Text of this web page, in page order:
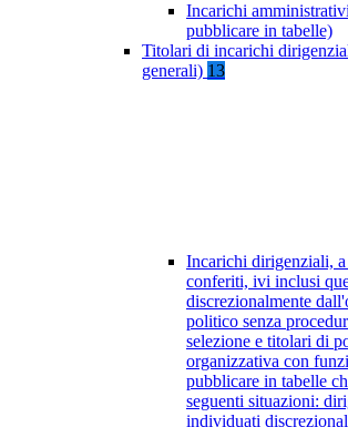
Incarichi
pubblicare in tabelle)
Titolari di incarichi
generali) 13
Incarichi dirigenziali,
conferiti, ivi inclusi
discrezionalmente
politico senza
selezione e titolari di
organizzativa con
pubblicare in tabelle
seguenti situazioni:
individuati